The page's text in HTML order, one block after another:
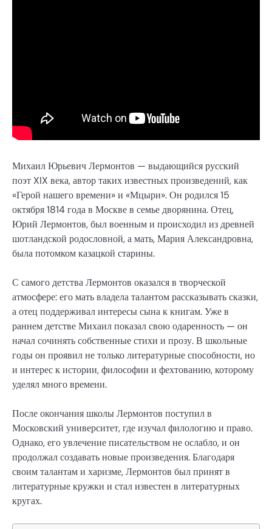
Михаил Юрьевич Лермонтов — выдающийся русский
поэт XIX века, автор таких известных произведений, как
«Герой нашего времени» и «Мцыри». Он родился 15
октября 1814 года в Москве в семье дворянина. Отец,
Юрий Лермонтов, был военным и происходил из древней
шотландской родословной, а мать, Мария Александровна,
была потомком казацкой старины.
С самого детства Лермонтов оказался в творческой
атмосфере: его мать владела талантом рассказывать сказки,
а отец поддерживал интересы сына к книгам. Уже в
раннем детстве Михаил показал свою одаренность — он
начал сочинять собственные стихи и прозу. В школьные
годы он проявил не только литературные способности, но
и интерес к истории, философии и фехтованию, которому
уделял много времени.
После окончания школы Лермонтов поступил в
Московский университет, где изучал филологию и право.
Однако, его увлечение писательством не ослабло, и он
продолжал создавать новые произведения. Благодаря
своим талантам и харизме, Лермонтов был принят в
литературные кружки и стал известен в литературных
кругах.